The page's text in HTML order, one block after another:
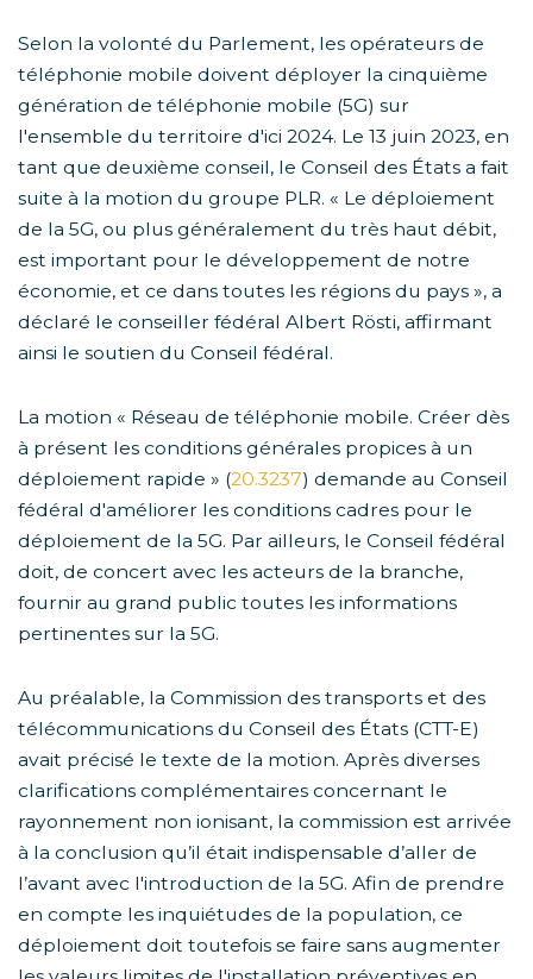
Selon la volonté du Parlement, les opérateurs de
téléphonie mobile doivent déployer la cinquième
génération de téléphonie mobile (5G) sur
l'ensemble du territoire d'ici 2024. Le 13 juin 2023, en
tant que deuxième conseil, le Conseil des États a fait
suite à la motion du groupe PLR. « Le déploiement
de la 5G, ou plus généralement du très haut débit,
est important pour le développement de notre
économie, et ce dans toutes les régions du pays », a
déclaré le conseiller fédéral Albert Rösti, affirmant
ainsi le soutien du Conseil fédéral.
La motion « Réseau de téléphonie mobile. Créer dès
à présent les conditions générales propices à un
déploiement rapide » (20.3237) demande au Conseil
fédéral d'améliorer les conditions cadres pour le
déploiement de la 5G. Par ailleurs, le Conseil fédéral
doit, de concert avec les acteurs de la branche,
fournir au grand public toutes les informations
pertinentes sur la 5G.
Au préalable, la Commission des transports et des
télécommunications du Conseil des États (CTT-E)
avait précisé le texte de la motion. Après diverses
clarifications complémentaires concernant le
rayonnement non ionisant, la commission est arrivée
à la conclusion qu’il était indispensable d’aller de
l’avant avec l'introduction de la 5G. Afin de prendre
en compte les inquiétudes de la population, ce
déploiement doit toutefois se faire sans augmenter